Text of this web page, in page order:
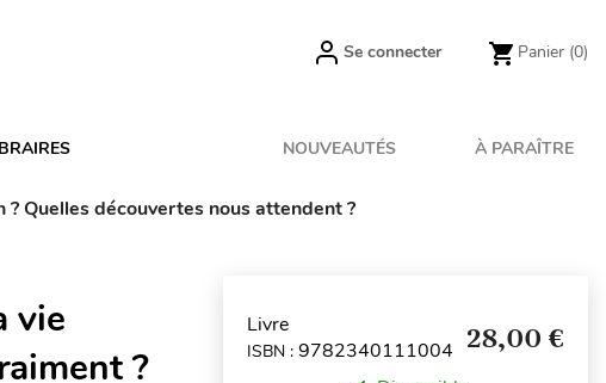
Se connecter Panier (0)
NOUVEAUTÉS À PARAÎTRE
Quelles découvertes nous attendent ?
vie
?
Livre
ISBN : 9782340111004 28,00 €